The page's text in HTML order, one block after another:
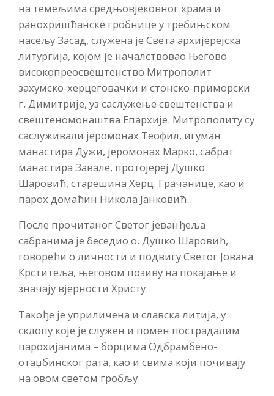
на темељима средњовјековног храма и
ранохришћанске гробнице у требињском
насељу Засад, служена је Света архијерејска
литургија, којом је началствовао Његово
високопреосвештенство Митрополит
захумско-херцеговачки и стонско-приморски
г. Димитрије, уз саслужење свештенства и
свештеномонаштва Епархије. Митрополиту су
саслуживали јеромонах Теофил, игуман
манастира Дужи, јеромонах Марко, сабрат
манастира Завале, протојереј Душко
Шаровић, старешина Херц. Грачанице, као и
парох домаћин Никола Јанковић.
После прочитаног Светог јеванђеља
сабранима је беседио о. Душко Шаровић,
говорећи о личности и подвигу Светог Јована
Крститеља, његовом позиву на покајање и
значају вјерности Христу.
Такође је уприличена и славска литија, у
склопу које је служен и помен пострадалим
парохијанима – борцима Одбрамбено-
отаџбинског рата, као и свима који почивају
на овом светом гробљу.